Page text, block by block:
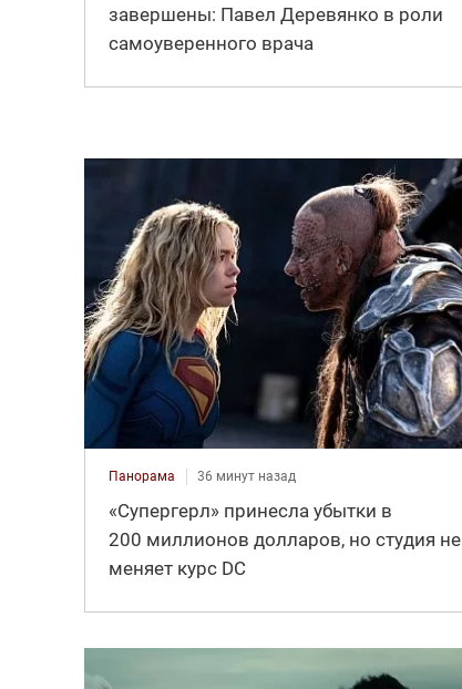
завершены: Павел Деревянко в роли
самоуверенного врача
Панорама 36 минут назад
«Супергерл» принесла убытки в
200 миллионов долларов, но студия не
меняет курс DC